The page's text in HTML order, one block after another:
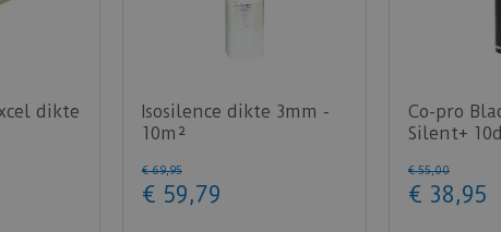
dikte
Isosilence dikte 3mm -
10m²
€ 69,95
€ 59,79
Co-pro
Silent+
€ 55,00
€ 38,95